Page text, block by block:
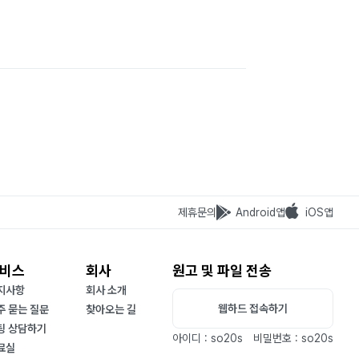
제휴문의 Android앱 iOS앱
스
사항
묻는 질문
상담하기
실
회사
회사 소개
찾아오는 길
원고 및 파일 전송
웹하드 접속하기
아이디 : so20s 비밀번호 : so20s